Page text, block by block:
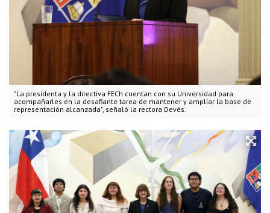
"La presidenta y la directiva FECh cuentan con su Universidad para
acompañarles en la desafiante tarea de mantener y ampliar la base de
representación alcanzada", señaló la rectora Devés.